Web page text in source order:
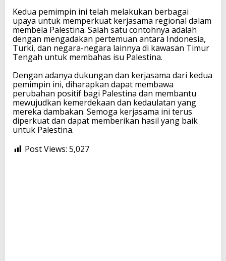
Kedua pemimpin ini telah melakukan berbagai
upaya untuk memperkuat kerjasama regional dalam
membela Palestina. Salah satu contohnya adalah
dengan mengadakan pertemuan antara Indonesia,
Turki, dan negara-negara lainnya di kawasan Timur
Tengah untuk membahas isu Palestina.
Dengan adanya dukungan dan kerjasama dari kedua
pemimpin ini, diharapkan dapat membawa
perubahan positif bagi Palestina dan membantu
mewujudkan kemerdekaan dan kedaulatan yang
mereka dambakan. Semoga kerjasama ini terus
diperkuat dan dapat memberikan hasil yang baik
untuk Palestina.
Post Views: 5,027